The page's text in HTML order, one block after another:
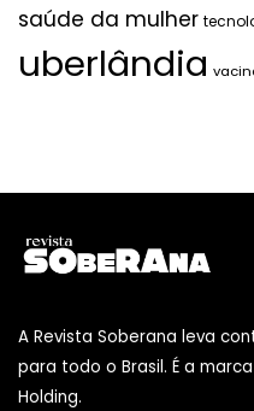
saúde da mulher
uberlândia
A Revista Soberana leva
para todo o Brasil. É a
Holding.